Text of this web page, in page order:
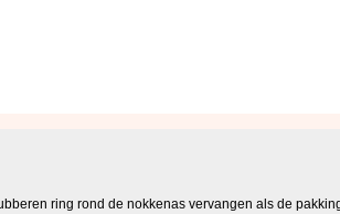
ring rond de nokkenas vervangen als de